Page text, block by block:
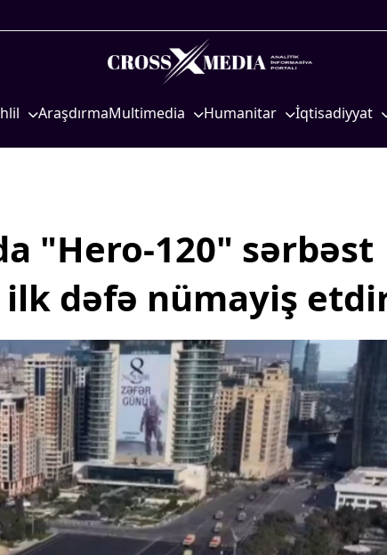
AraşdırmaMultimedia Humanitar
Mədəniyyətimizin Zəfəri
Zəfər Diasporu
Səhiyyə
Ailə və uşaq
Turizm
İqtisadiyyat
Kənd təsərrüfatı
Hərbi sənaye
nəqliyyat
COP29
"Hero-120" sərbəst
ilk dəfə nümayiş
Şurası yanında
geri çağırılıb
Prezident mühüm qərar verdi